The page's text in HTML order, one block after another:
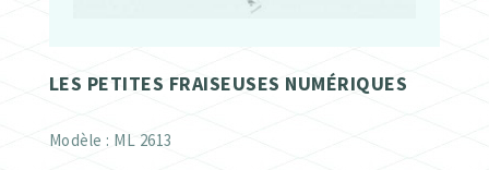
LES PETITES FRAISEUSES NUMÉRIQUES
Modèle : ML 2613